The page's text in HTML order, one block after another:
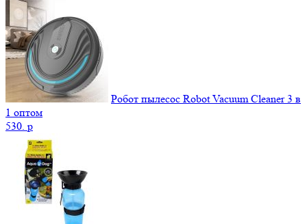
Робот пылесос Robot Vacuum Cleaner 3 в
1 оптом
530. p